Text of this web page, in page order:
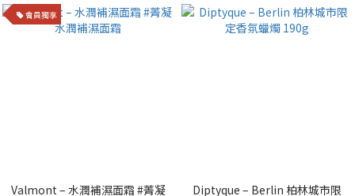
會員獨享
Valmont – 水潤補濕面霜 #菁凝
Diptyque – Berlin 柏林城市限